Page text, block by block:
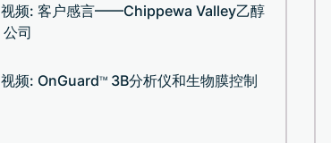
视频: 客户感言——Chippewa Valley乙醇
公司
视频: OnGuardTM 3B分析仪和生物膜控制